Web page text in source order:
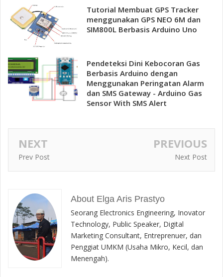
Tutorial Membuat GPS Tracker
menggunakan GPS NEO 6M dan
SIM800L Berbasis Arduino Uno
Pendeteksi Dini Kebocoran Gas
Berbasis Arduino dengan
Menggunakan Peringatan Alarm
dan SMS Gateway - Arduino Gas
Sensor With SMS Alert
NEXT
Prev Post
PREVIOUS
Next Post
About Elga Aris Prastyo
Seorang Electronics Engineering, Inovator
Technology, Public Speaker, Digital
Marketing Consultant, Entreprenuer, dan
Penggiat UMKM (Usaha Mikro, Kecil, dan
Menengah).